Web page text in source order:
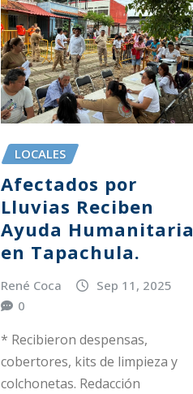
LOCALES
Afectados por
Lluvias Reciben
Ayuda Humanitaria
en Tapachula.
René Coca
Sep 11, 2025
0
* Recibieron despensas,
cobertores, kits de limpieza y
colchonetas. Redacción